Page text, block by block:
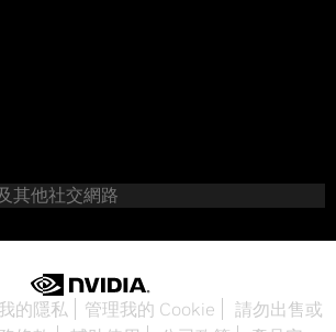
其他社交網路
的隱私 管理我的 Cookie
請勿出售或